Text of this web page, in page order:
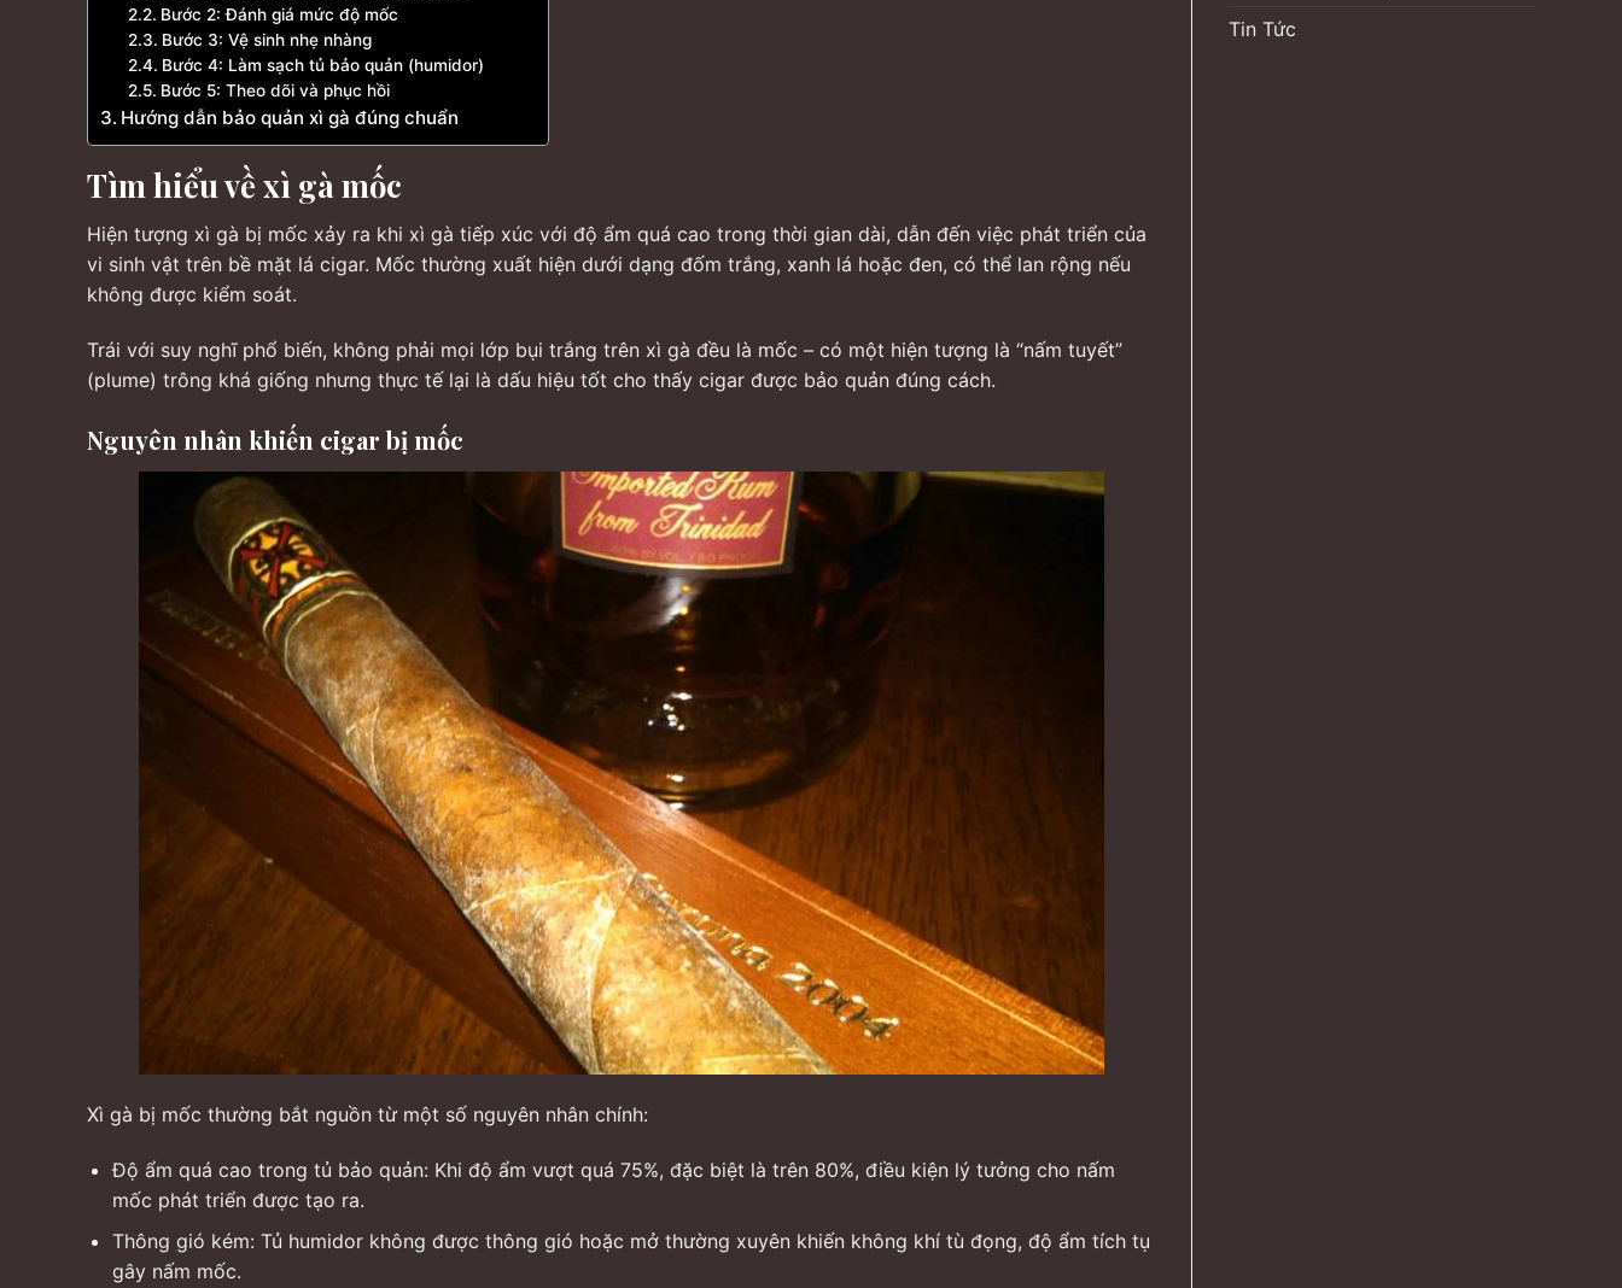
Bước 2: Đánh giá mức độ mốc
Bước 3: Vệ sinh nhẹ nhàng
Bước 4: Làm sạch tủ bảo quản (humidor)
Bước 5: Theo dõi và phục hồi
Hướng dẫn bảo quản xì gà đúng chuẩn
Tìm hiểu về xì gà mốc
Hiện tượng xì gà bị mốc xảy ra khi xì gà tiếp xúc với độ ẩm quá cao trong thời gian dài, dẫn đến việc phát triển của
vi sinh vật trên bề mặt lá cigar. Mốc thường xuất hiện dưới dạng đốm trắng, xanh lá hoặc đen, có thể lan rộng nếu
không được kiểm soát.
Trái với suy nghĩ phổ biến, không phải mọi lớp bụi trắng trên xì gà đều là mốc – có một hiện tượng là “nấm tuyết”
(plume) trông khá giống nhưng thực tế lại là dấu hiệu tốt cho thấy cigar được bảo quản đúng cách.
Nguyên nhân khiến cigar bị mốc
Xì gà bị mốc thường bắt nguồn từ một số nguyên nhân chính:
Độ ẩm quá cao trong tủ bảo quản: Khi độ ẩm vượt quá 75%, đặc biệt là trên 80%, điều kiện lý tưởng cho nấm
mốc phát triển được tạo ra.
Thông gió kém: Tủ humidor không được thông gió hoặc mở thường xuyên khiến không khí tù đọng, độ ẩm tích tụ
gây nấm mốc.
Tin Tức